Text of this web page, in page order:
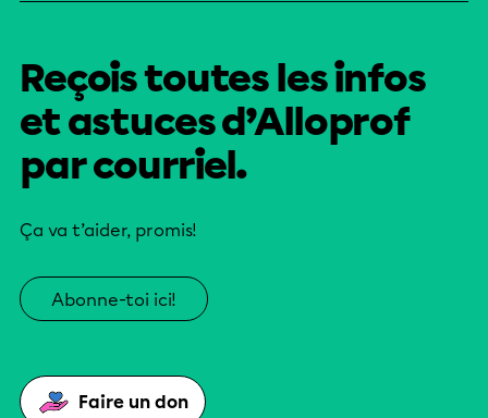
Reçois toutes les infos
et astuces d’Alloprof
par courriel.
Ça va t’aider, promis!
Abonne-toi ici!
Faire un don